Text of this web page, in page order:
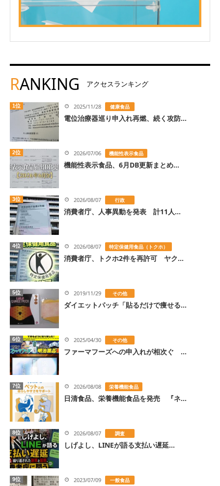
RANKING アクセスランキング
1位 2025/11/28 健康食品
電位治療器巡り申入れ再燃、続く攻防...
2位 2026/07/06 機能性表示食品
機能性表示食品、6月DB更新まとめ...
3位 2026/08/07 行政
消費者庁、人事異動を発表 計11人...
4位 2026/08/07 特定保健用食品（トクホ）
消費者庁、トクホ2件を再許可 ヤク...
5位 2019/11/29 その他
ダイエットパッチ「貼るだけで痩せる...
6位 2025/04/30 その他
ファーマフーズへの申入れが相次ぐ ...
7位 2026/08/08 栄養機能食品
日清食品、栄養機能食品を発売 『ネ...
8位 2026/08/07 調査
しげよし、LINEが語る支払い遅延...
9位 2023/07/09 一般食品